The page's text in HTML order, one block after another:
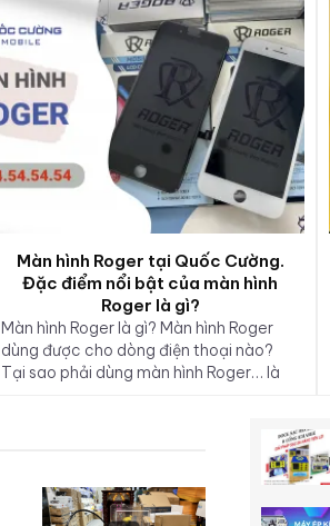
Màn hình Roger tại Quốc Cường.
Đặc điểm nổi bật của màn hình
Roger là gì?
Màn hình Roger là gì? Màn hình Roger
dùng được cho dòng điện thoại nào?
Tại sao phải dùng màn hình Roger… là